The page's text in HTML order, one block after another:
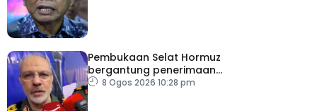
Pembukaan Selat Hormuz
bergantung penerimaan
AS – IRGC
8 Ogos 2026 10:28 pm